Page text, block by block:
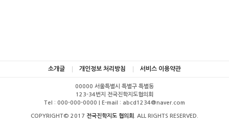
소개글 개인정보 처리방침 서비스 이용약관
00000 서울특별시 특별구 특별동
123-34번지 전국진학지도협의회
Tel : 000-000-0000 | E-mail : abcd1234@naver.com
COPYRIGHT© 2017 전국진학지도 협의회 . ALL RIGHTS RESERVED.